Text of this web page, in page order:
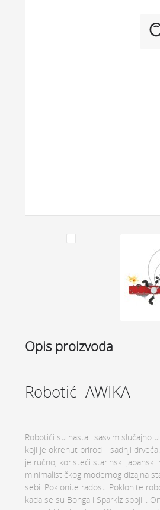
Opis proizvoda
Robotić- AWIKA
Robotići su nastali sasvim
koji je okrenut prirodi i sadnji
je ručno, koristeći starinski
minimalističkog modernog dizajna
sebi. Poklonite radost. Poklonite
kada se su Bonga i Sparklz spojili.